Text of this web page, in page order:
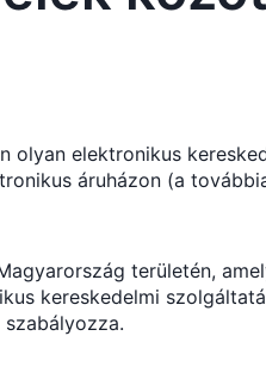
olyan elektronikus
áruházon (a
területén,
kereskedelmi